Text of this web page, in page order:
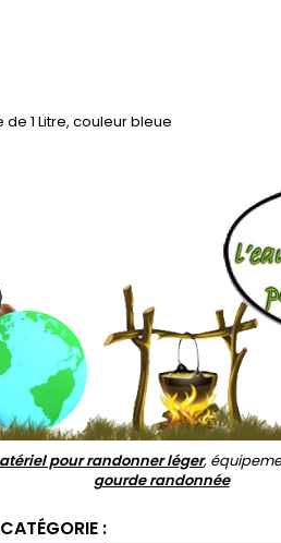
1 Litre, couleur bleue
pour randonner léger,
gourde randonnée
: